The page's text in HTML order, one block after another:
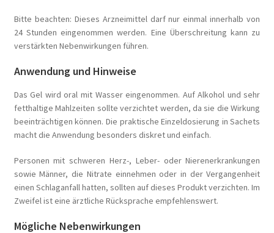
Bitte beachten: Dieses Arzneimittel darf nur einmal innerhalb von
24 Stunden eingenommen werden. Eine Überschreitung kann zu
verstärkten Nebenwirkungen führen.
Anwendung und Hinweise
Das Gel wird oral mit Wasser eingenommen. Auf Alkohol und sehr
fetthaltige Mahlzeiten sollte verzichtet werden, da sie die Wirkung
beeinträchtigen können. Die praktische Einzeldosierung in Sachets
macht die Anwendung besonders diskret und einfach.
Personen mit schweren Herz-, Leber- oder Nierenerkrankungen
sowie Männer, die Nitrate einnehmen oder in der Vergangenheit
einen Schlaganfall hatten, sollten auf dieses Produkt verzichten. Im
Zweifel ist eine ärztliche Rücksprache empfehlenswert.
Mögliche Nebenwirkungen